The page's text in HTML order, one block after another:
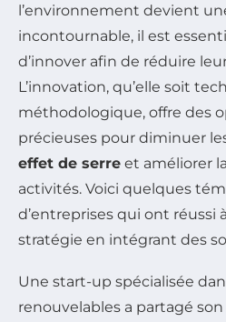
l’environnement devient
incontournable, il est
d’innover afin de réduire
L’innovation, qu’elle soit
méthodologique, offre des
précieuses pour diminuer
effet de serre et améliorer
activités. Voici quelques
d’entreprises qui ont réussi
stratégie en intégrant des
Une start-up spécialisée
renouvelables a partagé son